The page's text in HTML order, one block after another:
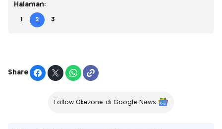
Halaman:
1 2 3
Share
Follow Okezone di Google News